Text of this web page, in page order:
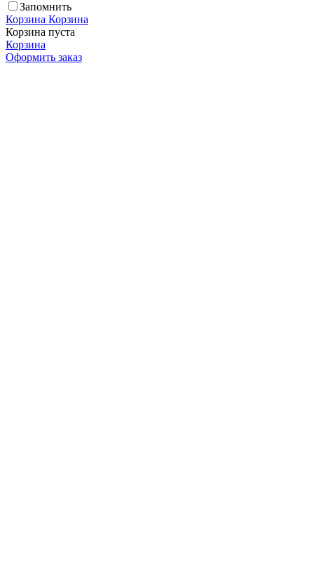
Запомнить
Корзина Корзина
Корзина пуста
Корзина
Оформить заказ